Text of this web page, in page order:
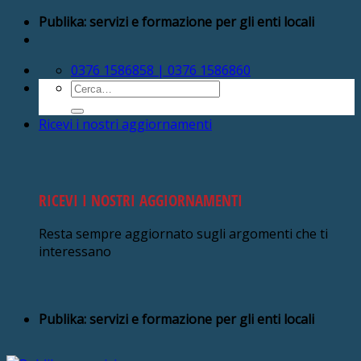
Salta Publika: servizi e formazione per gli enti locali
0376 1586858 | 0376 1586860
Cerca:
Ricevi i nostri aggiornamenti
RICEVI I NOSTRI AGGIORNAMENTI
Resta sempre aggiornato sugli argomenti che ti
interessano
Publika: servizi e formazione per gli enti locali